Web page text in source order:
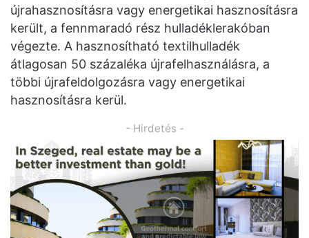
újrahasznosításra vagy energetikai hasznosításra
került, a fennmaradó rész hulladéklerakóban
végezte. A hasznosítható textilhulladék
átlagosan 50 százaléka újrafelhasználásra, a
többi újrafeldolgozásra vagy energetikai
hasznosításra kerül.
- Hirdetés -